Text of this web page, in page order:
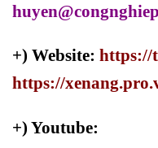
+) Website: https://
https://
+) Youtube: